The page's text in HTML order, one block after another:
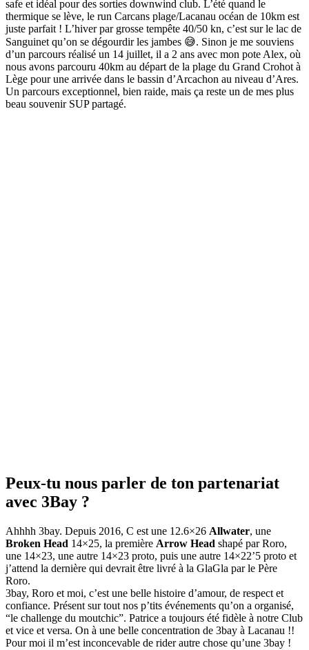
safe et idéal pour des sorties downwind club. L’été quand le
thermique se lève, le run Carcans plage/Lacanau océan de 10km est
juste parfait ! L’hiver par grosse tempête 40/50 kn, c’est sur le lac de
Sanguinet qu’on se dégourdir les jambes 😅. Sinon je me souviens
d’un parcours réalisé un 14 juillet, il a 2 ans avec mon pote Alex, où
nous avons parcouru 40km au départ de la plage du Grand Crohot à
Lège pour une arrivée dans le bassin d’Arcachon au niveau d’Ares.
Un parcours exceptionnel, bien raide, mais ça reste un de mes plus
beau souvenir SUP partagé.
Peux-tu nous parler de ton partenariat
avec 3Bay ?
Ahhhh 3bay. Depuis 2016, C est une 12.6×26 Allwater, une
Broken Head 14×25, la première Arrow Head shapé par Roro,
une 14×23, une autre 14×23 proto, puis une autre 14×22’5 proto et
j’attend la dernière qui devrait être livré à la GlaGla par le Père
Roro.
3bay, Roro et moi, c’est une belle histoire d’amour, de respect et
confiance. Présent sur tout nos p’tits événements qu’on a organisé,
“le challenge du moutchic”. Patrice a toujours été fidèle à notre Club
et vice et versa. On à une belle concentration de 3bay à Lacanau !!
Pour moi il m’est inconcevable de rider autre chose qu’une 3bay !